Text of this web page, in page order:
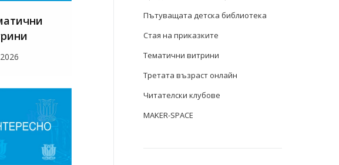
Пътуващата детска библиотека
Стая на приказките
Тематични витрини
Третата възраст онлайн
Читателски клубове
MAKER-SPACE